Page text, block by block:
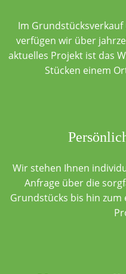
Im
verfügen wir über
aktuelles Projekt ist das
Stücken einem
Wir stehen Ihnen
Anfrage über die
Grundstücks bis hin